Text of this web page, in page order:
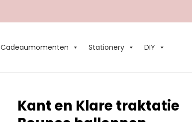
Cadeaumomenten Stationery DIY
Kant en Klare traktatie